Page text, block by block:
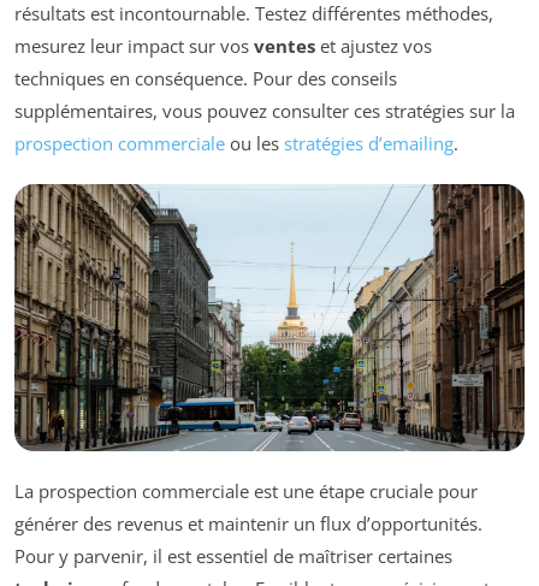
résultats est incontournable. Testez différentes méthodes,
mesurez leur impact sur vos ventes et ajustez vos
techniques en conséquence. Pour des conseils
supplémentaires, vous pouvez consulter ces stratégies sur la
prospection commerciale ou les stratégies d’emailing.
La prospection commerciale est une étape cruciale pour
générer des revenus et maintenir un flux d’opportunités.
Pour y parvenir, il est essentiel de maîtriser certaines